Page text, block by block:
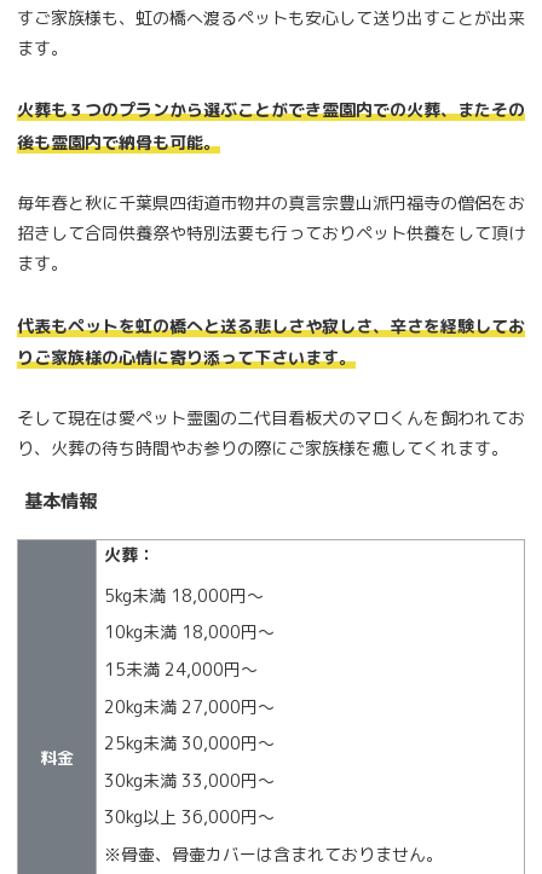
すご家族様も、虹の橋へ渡るペットも安心して送り出すことが出来
ます。
火葬も３つのプランから選ぶことができ霊園内での火葬、またその
後も霊園内で納骨も可能。
毎年春と秋に千葉県四街道市物井の真言宗豊山派円福寺の僧侶をお
招きして合同供養祭や特別法要も行っておりペット供養をして頂け
ます。
代表もペットを虹の橋へと送る悲しさや寂しさ、辛さを経験してお
りご家族様の心情に寄り添って下さいます。
そして現在は愛ペット霊園の二代目看板犬のマロくんを飼われてお
り、火葬の待ち時間やお参りの際にご家族様を癒してくれます。
基本情報
料金
火葬：
5kg未満 18,000円〜
10kg未満 18,000円〜
15未満 24,000円〜
20kg未満 27,000円〜
25kg未満 30,000円〜
30kg未満 33,000円〜
30kg以上 36,000円〜
※骨壷、骨壷カバーは含まれておりません。